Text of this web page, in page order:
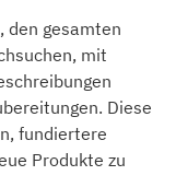
den gesamten
mit
Diese
fundiertere
Produkte zu